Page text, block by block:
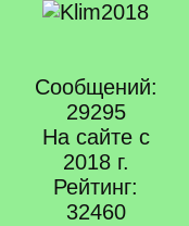
Сообщений:
29295
На сайте с
2018 г.
Рейтинг:
32460